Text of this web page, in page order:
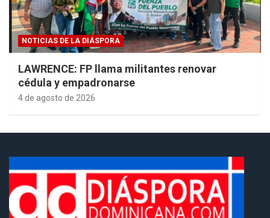
NOTICIAS DE LA DIÁSPORA
LAWRENCE: FP llama militantes renovar
cédula y empadronarse
4 de agosto de 2026